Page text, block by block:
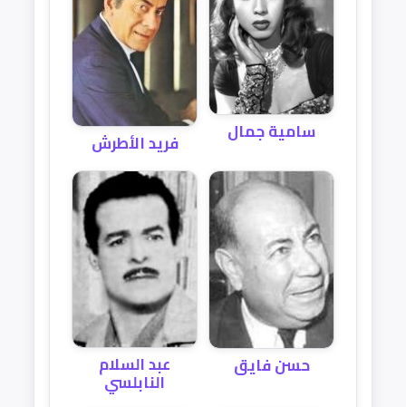
سامية جمال فريد الأطرش
حسن فايق عبد السلام
النابلسي